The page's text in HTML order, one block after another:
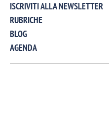
ISCRIVITI ALLA NEWSLETTER
RUBRICHE
BLOG
AGENDA